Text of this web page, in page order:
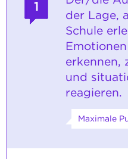
1
der Lage,
Schule
erkennen,
und
reagieren.
Maximale